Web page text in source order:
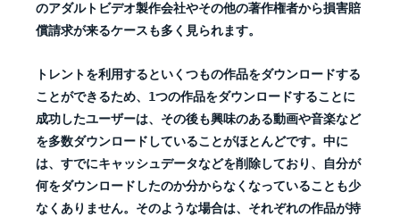
のアダルトビデオ製作会社やその他の著作権者から損害賠
償請求が来るケースも多く見られます。
トレントを利用するといくつもの作品をダウンロードする
ことができるため、1つの作品をダウンロードすることに
成功したユーザーは、その後も興味のある動画や音楽など
を多数ダウンロードしていることがほとんどです。中に
は、すでにキャッシュデータなどを削除しており、自分が
何をダウンロードしたのか分からなくなっていることも少
なくありません。そのような場合は、それぞれの作品が持